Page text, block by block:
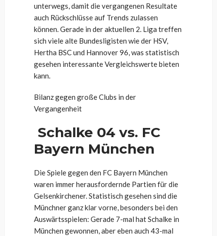
unterwegs, damit die vergangenen Resultate
auch Rückschlüsse auf Trends zulassen
können. Gerade in der aktuellen 2. Liga treffen
sich viele alte Bundesligisten wie der HSV,
Hertha BSC und Hannover 96, was statistisch
gesehen interessante Vergleichswerte bieten
kann.
Bilanz gegen große Clubs in der
Vergangenheit
Schalke 04 vs. FC
Bayern München
Die Spiele gegen den FC Bayern München
waren immer herausfordernde Partien für die
Gelsenkirchener. Statistisch gesehen sind die
Münchner ganz klar vorne, besonders bei den
Auswärtsspielen: Gerade 7-mal hat Schalke in
München gewonnen, aber eben auch 43-mal